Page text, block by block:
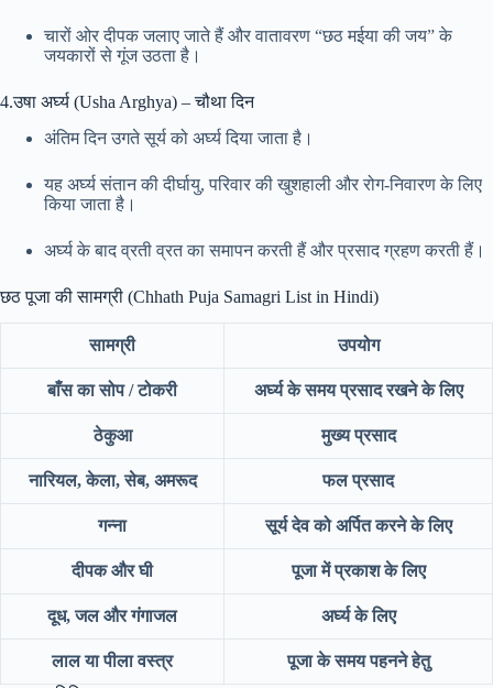
चारों ओर दीपक जलाए जाते हैं और वातावरण “छठ मईया की जय” के
जयकारों से गूंज उठता है।
4.उषा अर्घ्य (Usha Arghya) – चौथा दिन
अंतिम दिन उगते सूर्य को अर्घ्य दिया जाता है।
यह अर्घ्य संतान की दीर्घायु, परिवार की खुशहाली और रोग-निवारण के लिए
किया जाता है।
अर्घ्य के बाद व्रती व्रत का समापन करती हैं और प्रसाद ग्रहण करती हैं।
छठ पूजा की सामग्री (Chhath Puja Samagri List in Hindi)
सामग्री उपयोग
बाँस का सोप / टोकरी अर्घ्य के समय प्रसाद रखने के लिए
ठेकुआ मुख्य प्रसाद
नारियल, केला, सेब, अमरूद फल प्रसाद
गन्ना सूर्य देव को अर्पित करने के लिए
दीपक और घी पूजा में प्रकाश के लिए
दूध, जल और गंगाजल अर्घ्य के लिए
लाल या पीला वस्त्र
पूजा के समय पहनने हेतु